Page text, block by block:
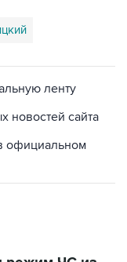
ленту
новостей сайта
официальном